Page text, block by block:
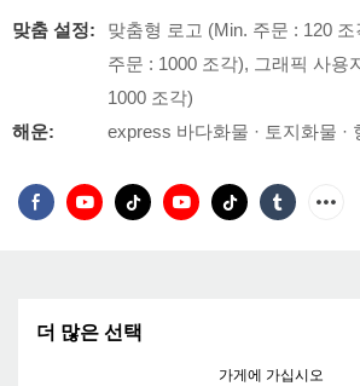
맞춤 설정:
맞춤형 로고 (Min. 주문 : 120
주문 : 1000 조각), 그래픽 사용
1000 조각)
해운:
express 바다화물 · 토지화물 ·
더 많은 선택
가게에 가십시오